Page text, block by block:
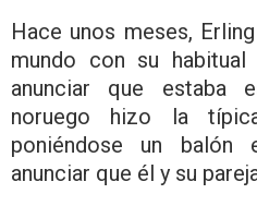
Hace unos meses,
mundo con su
anunciar que estaba
noruego hizo la
poniéndose un balón
anunciar que él y su